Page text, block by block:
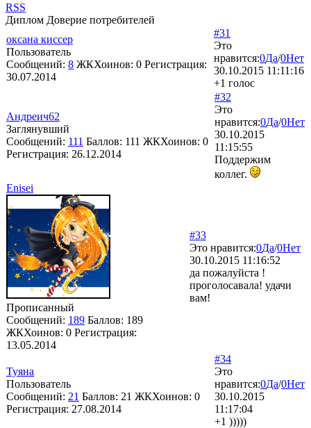
RSS
Диплом Доверие потребителей
оксана киссер
Пользователь
Сообщений: 8 ЖКХоинов: 0 Регистрация:
30.07.2014
#31
Это
нравится:0Да/0Нет
30.10.2015 11:11:16
+1 голос
Андреич62
Заглянувший
Сообщений: 111 Баллов: 111 ЖКХоинов: 0
Регистрация: 26.12.2014
#32
Это
нравится:0Да/0Нет
30.10.2015
11:15:55
Поддержим
коллег.
Enisei
Прописанный
Сообщений: 189 Баллов: 189
ЖКХоинов: 0 Регистрация:
13.05.2014
#33
Это нравится:0Да/0Нет
30.10.2015 11:16:52
да пожалуйста !
проголосавала! удачи
вам!
Туяна
Пользователь
Сообщений: 21 Баллов: 21 ЖКХоинов: 0
Регистрация: 27.08.2014
#34
Это
нравится:0Да/0Нет
30.10.2015
11:17:04
+1 )))))